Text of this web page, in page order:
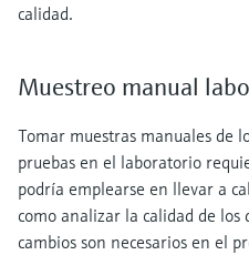
calidad.
Muestreo manual
Tomar muestras manuales de
pruebas en el laboratorio
podría emplearse en llevar a
como analizar la calidad de
cambios son necesarios en el